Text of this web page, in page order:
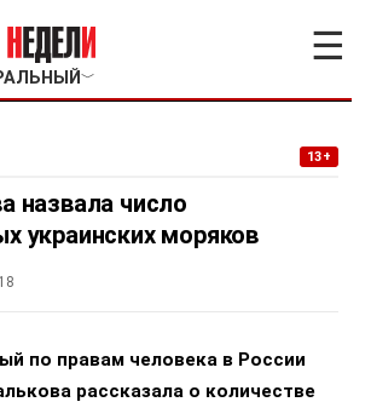
﹀
☰
13+
назвала число
украинских моряков
по правам человека в России
рассказала о количестве